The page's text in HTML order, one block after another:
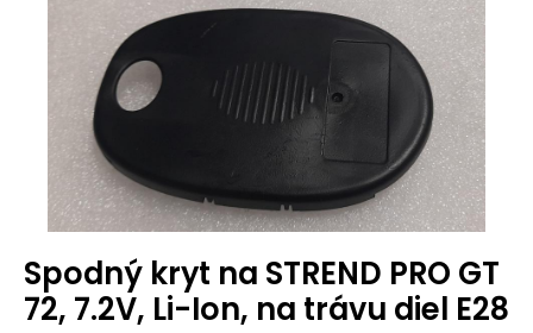
Spodný kryt na STREND PRO GT
72, 7.2V, Li-Ion, na trávu diel E28